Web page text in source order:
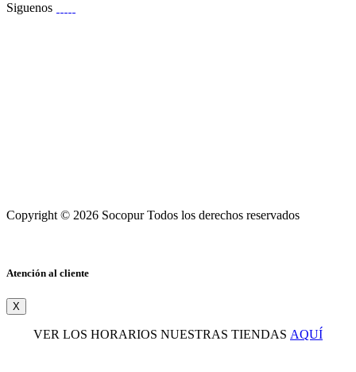
Siguenos
Copyright © 2026 Socopur Todos los derechos reservados
Atención al cliente
X
VER LOS HORARIOS NUESTRAS TIENDAS AQUÍ